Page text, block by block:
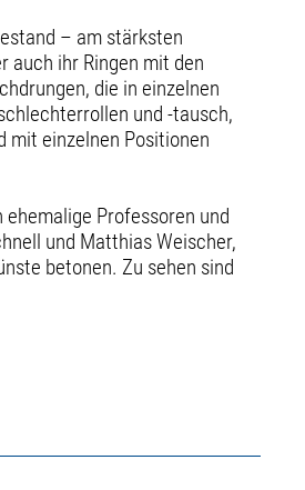
– am stärksten
auch ihr Ringen mit den
die in einzelnen
und -tausch,
mit einzelnen Positionen
Professoren und
und Matthias Weischer,
betonen. Zu sehen sind